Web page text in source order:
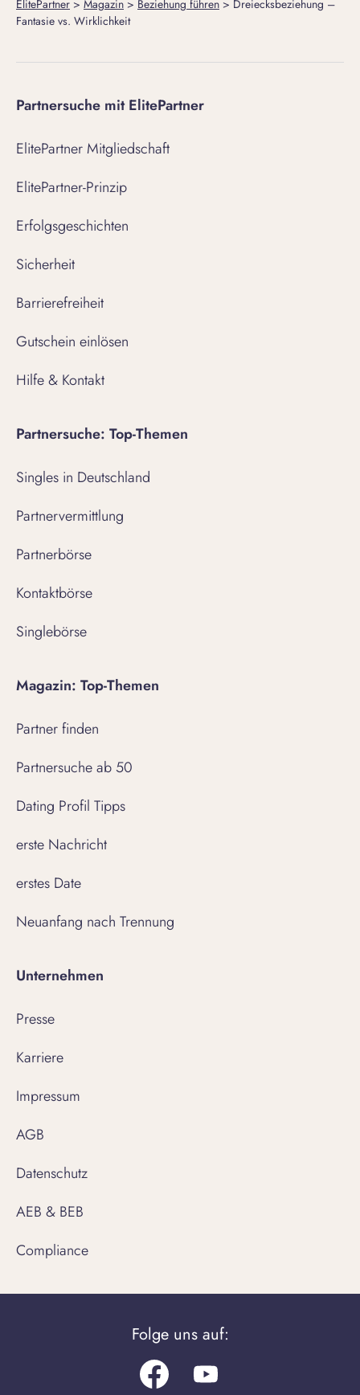
ElitePartner > Magazin > Beziehung führen > Dreiecksbeziehung –
Fantasie vs. Wirklichkeit
Partnersuche mit ElitePartner
ElitePartner Mitgliedschaft
ElitePartner-Prinzip
Erfolgsgeschichten
Sicherheit
Barrierefreiheit
Gutschein einlösen
Hilfe & Kontakt
Partnersuche: Top-Themen
Singles in Deutschland
Partnervermittlung
Partnerbörse
Kontaktbörse
Singlebörse
Magazin: Top-Themen
Partner finden
Partnersuche ab 50
Dating Profil Tipps
erste Nachricht
erstes Date
Neuanfang nach Trennung
Unternehmen
Presse
Karriere
Impressum
AGB
Datenschutz
AEB & BEB
Compliance
Folge uns auf:
FacebookYoutube.com